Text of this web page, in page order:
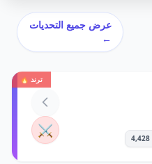
عرض جميع التحديات
←
ترند 🔥
⚔️